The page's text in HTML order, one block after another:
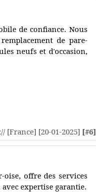
de confiance. Nous
de pare-
neufs et d'occasion,
:// [France] [20-01-2025] [#6]
offre des services
expertise garantie.